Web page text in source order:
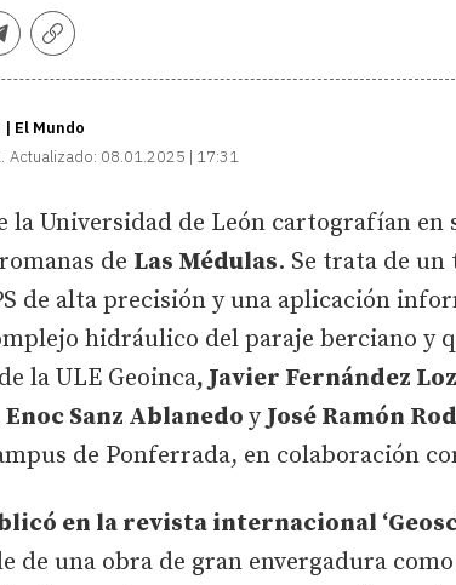
Copiar
El Mundo
Actualizado: 08.01.2025 | 17:31
la Universidad de León cartografían
de Las Médulas. Se trata de
de alta precisión y una aplicación
hidráulico del paraje berciano y
la ULE Geoinca, Javier Fernández
Enoc Sanz Ablanedo y José Ramón
de Ponferrada, en colaboración
en la revista internacional
de una obra de gran envergadura